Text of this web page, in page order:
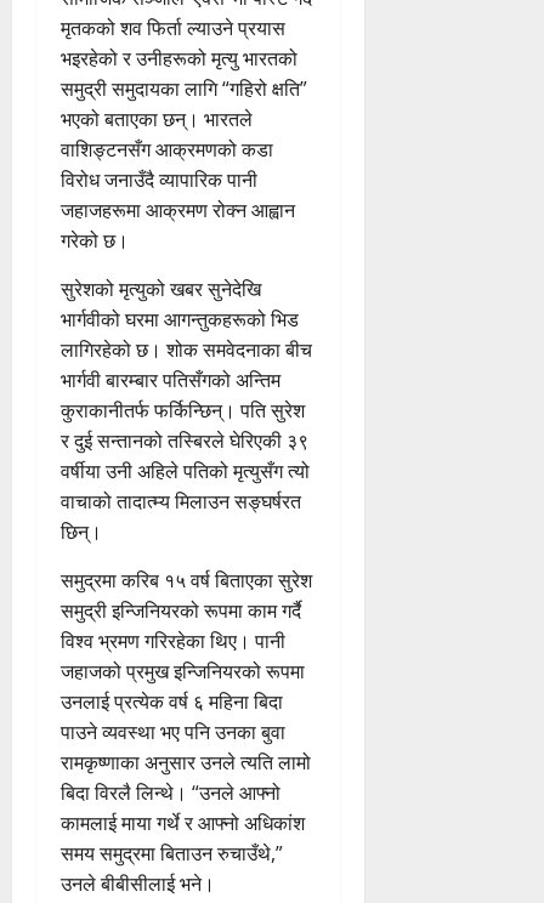
मृतकको शव फिर्ता ल्याउने प्रयास
भइरहेको र उनीहरूको मृत्यु भारतको
समुद्री समुदायका लागि “गहिरो क्षति”
भएको बताएका छन्। भारतले
वाशिङ्टनसँग आक्रमणको कडा
विरोध जनाउँदै व्यापारिक पानी
जहाजहरूमा आक्रमण रोक्न आह्वान
गरेको छ।
सुरेशको मृत्युको खबर सुनेदेखि
भार्गवीको घरमा आगन्तुकहरूको भिड
लागिरहेको छ। शोक समवेदनाका बीच
भार्गवी बारम्बार पतिसँगको अन्तिम
कुराकानीतर्फ फर्किन्छिन्। पति सुरेश
र दुई सन्तानको तस्बिरले घेरिएकी ३९
वर्षीया उनी अहिले पतिको मृत्युसँग त्यो
वाचाको तादात्म्य मिलाउन सङ्घर्षरत
छिन्।
समुद्रमा करिब १५ वर्ष बिताएका सुरेश
समुद्री इन्जिनियरको रूपमा काम गर्दै
विश्व भ्रमण गरिरहेका थिए। पानी
जहाजको प्रमुख इन्जिनियरको रूपमा
उनलाई प्रत्येक वर्ष ६ महिना बिदा
पाउने व्यवस्था भए पनि उनका बुवा
रामकृष्णाका अनुसार उनले त्यति लामो
बिदा विरलै लिन्थे। “उनले आफ्नो
कामलाई माया गर्थे र आफ्नो अधिकांश
समय समुद्रमा बिताउन रुचाउँथे,”
उनले बीबीसीलाई भने।